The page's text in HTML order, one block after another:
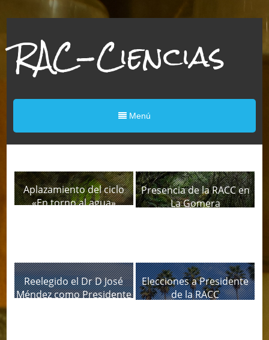
RAC-Ciencias
Menú
Aplazamiento del ciclo
«En torno al agua»
Presencia de la RACC en
La Gomera
Reelegido el Dr D José
Méndez como Presidente
Elecciones a Presidente
de la RACC